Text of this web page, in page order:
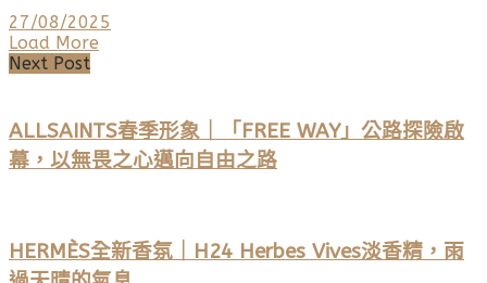
27/08/2025
Load More
Next Post
ALLSAINTS春季形象｜「FREE WAY」公路探險啟
幕，以無畏之心邁向自由之路
HERMÈS全新香氛｜H24 Herbes Vives淡香精，雨